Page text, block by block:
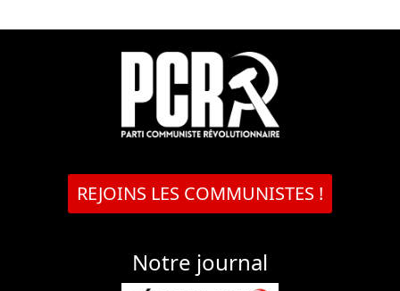
REJOINS LES COMMUNISTES !
Notre journal